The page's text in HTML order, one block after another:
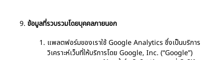
ข้อมูลที่รวบรวมโดยบุคคลภายนอก
แพลตฟอร์มของเราใช้ Google Analytics ซึ่งเป็นบริการ
วิเคราะห์เว็บที่ให้บริการโดย Google, Inc. (“Google”)